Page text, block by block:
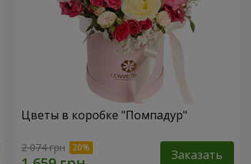
Цветы в коробке "Помпадур"
2 074 грн Заказать